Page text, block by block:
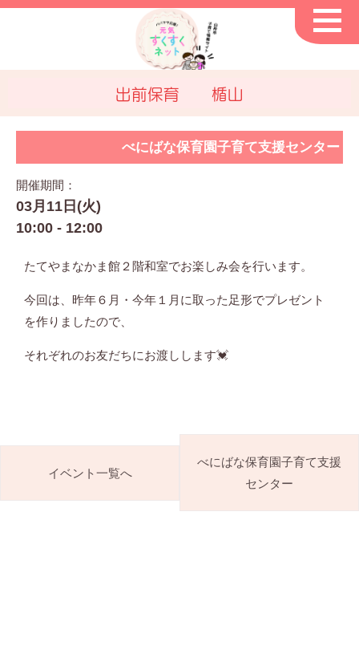
出前保育 楯山
べにばな保育園子育て支援センター
開催期間：
03月11日(火)
10:00 - 12:00
たてやまなかま館２階和室でお楽しみ会を行います。
今回は、昨年６月・今年１月に取った足形でプレゼント
を作りましたので、
それぞれのお友だちにお渡しします💓
イベント一覧へ
べにばな保育園子育て支援
センター